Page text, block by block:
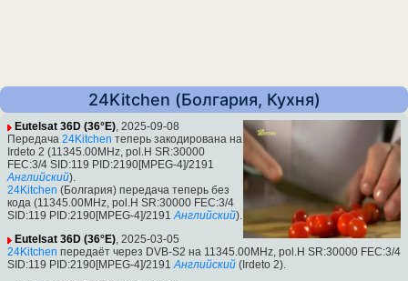
24Kitchen (Болгария, Кухня)
Eutelsat 36D (36°E), 2025-09-08
Передача 24Kitchen теперь закодирована на
Irdeto 2 (11345.00MHz, pol.H SR:30000
FEC:3/4 SID:119 PID:2190[MPEG-4]/2191
Английский).
24Kitchen (Болгария) передача теперь без
кода (11345.00MHz, pol.H SR:30000 FEC:3/4
SID:119 PID:2190[MPEG-4]/2191 Английский).
Eutelsat 36D (36°E), 2025-03-05
24Kitchen передаёт через DVB-S2 на 11345.00MHz, pol.H SR:30000 FEC:3/4
SID:119 PID:2190[MPEG-4]/2191 Английский (Irdeto 2).